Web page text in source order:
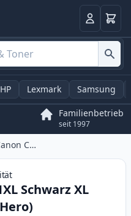
Anmelden
HP Lexmark Samsung
Familienbetrieb
seit 1997
2 stück Canon CLI-571XL Schwarz XL Tintenpatronen (Ink Hero)
Schwarz XL